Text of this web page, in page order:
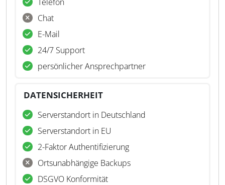
Chat
E-Mail
24/7 Support
persönlicher Ansprechpartner
DATENSICHERHEIT
Serverstandort in Deutschland
Serverstandort in EU
2-Faktor Authentifizierung
Ortsunabhängige Backups
DSGVO Konformität